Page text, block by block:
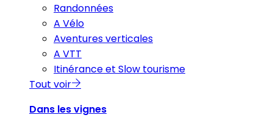
Randonnées
A Vélo
Aventures verticales
A VTT
Itinérance et Slow tourisme
Tout voir
Dans les vignes